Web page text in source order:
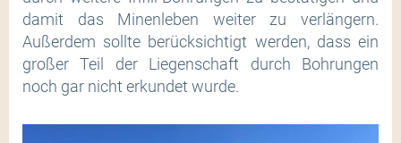
damit das Minenleben weiter zu verlängern.
Außerdem sollte berücksichtigt werden, dass ein
großer Teil der Liegenschaft durch Bohrungen
noch gar nicht erkundet wurde.